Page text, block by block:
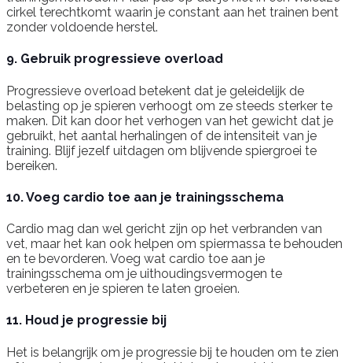
cirkel terechtkomt waarin je constant aan het trainen bent
zonder voldoende herstel.
9. Gebruik progressieve overload
Progressieve overload betekent dat je geleidelijk de
belasting op je spieren verhoogt om ze steeds sterker te
maken. Dit kan door het verhogen van het gewicht dat je
gebruikt, het aantal herhalingen of de intensiteit van je
training. Blijf jezelf uitdagen om blijvende spiergroei te
bereiken.
10. Voeg cardio toe aan je trainingsschema
Cardio mag dan wel gericht zijn op het verbranden van
vet, maar het kan ook helpen om spiermassa te behouden
en te bevorderen. Voeg wat cardio toe aan je
trainingsschema om je uithoudingsvermogen te
verbeteren en je spieren te laten groeien.
11. Houd je progressie bij
Het is belangrijk om je progressie bij te houden om te zien